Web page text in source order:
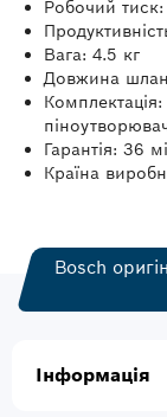
Робочий
Вага: 4.5 кг
Довжина
Гарантія: 36
Країна
Bosch
Інформація